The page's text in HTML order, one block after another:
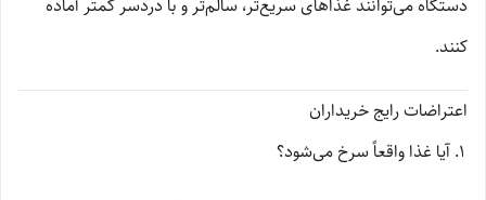
دستگاه می‌توانند غذاهای سریع‌تر، سالم‌تر و با دردسر کمتر آماده
کنند.
اعتراضات رایج خریداران
آیا غذا واقعاً سرخ می‌شود؟